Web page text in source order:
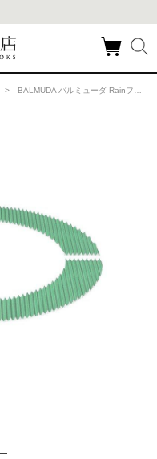
> BALMUDA バルミューダ Rainフィルターセット ERN-S100の商品詳細